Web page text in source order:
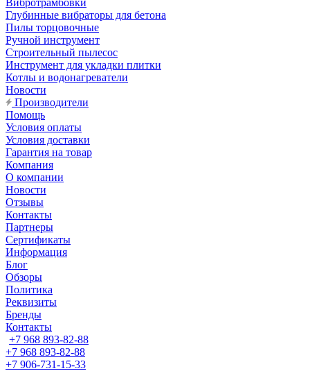
Вибротрамбовки
Глубинные вибраторы для бетона
Пилы торцовочные
Ручной инструмент
Строительный пылесос
Инструмент для укладки плитки
Котлы и водонагреватели
Новости
Производители
Помощь
Условия оплаты
Условия доставки
Гарантия на товар
Компания
О компании
Новости
Отзывы
Контакты
Партнеры
Сертификаты
Информация
Блог
Обзоры
Политика
Реквизиты
Бренды
Контакты
+7 968 893-82-88
+7 968 893-82-88
+7 906-731-15-33